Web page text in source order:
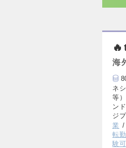
海
ネ
等
ン
ジ
業
転
験可